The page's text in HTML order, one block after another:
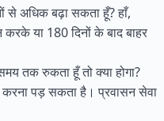
से अधिक बढ़ा सकता हूँ? हाँ,
या 180 दिनों के बाद बाहर
तक रुकता हूँ तो क्या होगा?
करना पड़ सकता है। प्रवासन सेवा